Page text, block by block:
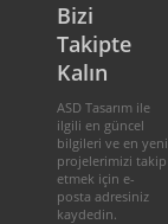
Bizi
Takipte
Kalın
ASD Tasarım ile
ilgili en güncel
bilgileri ve en yeni
projelerimizi takip
etmek için e-
posta adresiniz
kaydedin.